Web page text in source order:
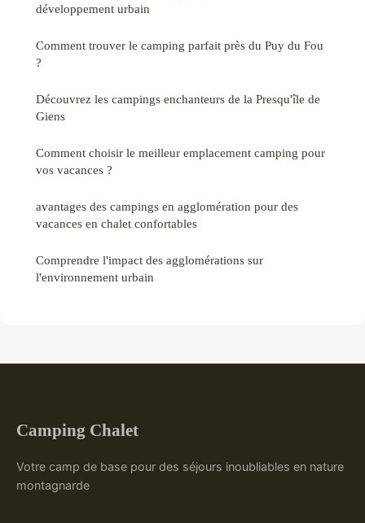
développement urbain
Comment trouver le camping parfait près du Puy du Fou
?
Découvrez les campings enchanteurs de la Presqu'île de
Giens
Comment choisir le meilleur emplacement camping pour
vos vacances ?
avantages des campings en agglomération pour des
vacances en chalet confortables
Comprendre l'impact des agglomérations sur
l'environnement urbain
Camping Chalet
Votre camp de base pour des séjours inoubliables en nature
montagnarde